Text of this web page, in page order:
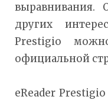
выравнивания.
других
Prestigio
официальной
eReader